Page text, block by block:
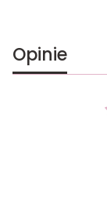
Opinie